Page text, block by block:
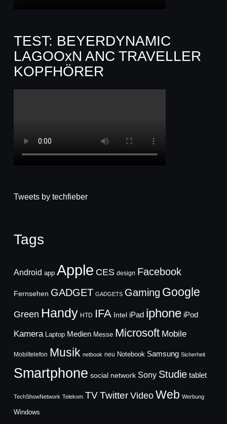
TEST: BEYERDYNAMIC
LAGOOxN ANC TRAVELLER
KOPFHÖRER
Tweets by techfieber
Tags
Android app Apple CES design Facebook
Fernsehen GADGET GADGETS Gaming Google
Green Handy HTD IFA Intel iPad iphone iPod
Kamera Laptop Medien Messe Microsoft Mobile
Mobiltelefon Musik netbook neu Notebook Samsung Sicherheit
Smartphone social network Sony Studie tablet
TechShowNetwork Telekom TVTwitter Video Web Werbung
Windows